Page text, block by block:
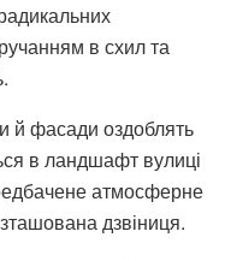
в схил та
й фасади оздоблять
в ландшафт вулиці
атмосферне
дзвіниця.